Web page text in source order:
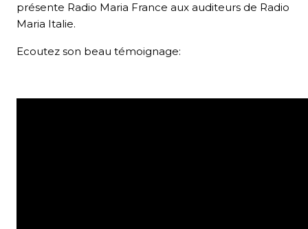
présente Radio Maria France aux auditeurs de Radio
Maria Italie.
Ecoutez son beau témoignage: